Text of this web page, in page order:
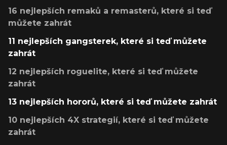
16 nejlepších remaků a remasterů, které si teď
můžete zahrát
11 nejlepších gangsterek, které si teď můžete
zahrát
12 nejlepších roguelite, které si teď můžete
zahrát
13 nejlepších hororů, které si teď můžete zahrát
10 nejlepších 4X strategií, které si teď můžete
zahrát